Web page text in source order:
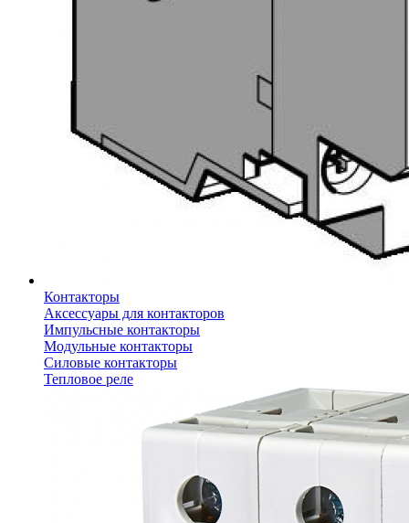
Контакторы
Аксессуары для контакторов
Импульсные контакторы
Модульные контакторы
Силовые контакторы
Тепловое реле